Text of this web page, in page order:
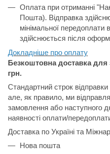
Оплата при отриманні
Пошта). Відправка
мінімальної передоплати
здійснюється після
Докладніше про оплату
Безкоштовна доставка для
грн.
Стандартний строк
але, як правило, ми
замовлення або наступного
наявності оплати/
Доставка по Україні та
Нова пошта